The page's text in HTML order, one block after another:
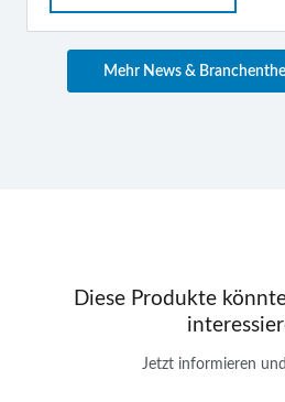
Mehr News &
Diese Produkte
Jetzt informieren